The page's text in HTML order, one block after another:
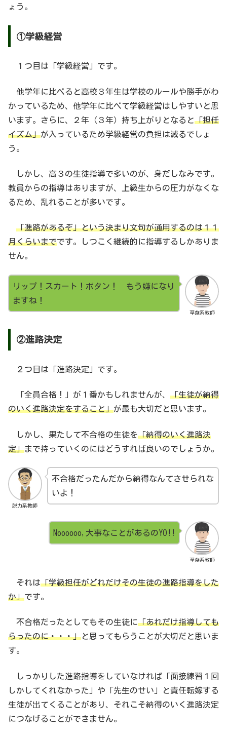
ょう。
①学級経営
１つ目は「学級経営」です。
他学年に比べると高校３年生は学校のルールや勝手がわ
かっているため、他学年に比べて学級経営はしやすいと思
います。さらに、２年（３年）持ち上がりとなると「担任
イズム」が入っているため学級経営の負担は減るでしょ
う。
しかし、高３の生徒指導で多いのが、身だしなみです。
教員からの指導はありますが、上級生からの圧力がなくな
るため、乱れることが多いです。
「進路があるぞ」という決まり文句が通用するのは１１
月くらいまでです。しつこく継続的に指導するしかありま
せん。
草食系教師
リップ！スカート！ボタン！ もう嫌になり
ますね！
②進路決定
２つ目は「進路決定」です。
「全員合格！」が１番かもしれませんが、 「生徒が納得
のいく進路決定をすること」が最も大切だと思います。
しかし、果たして不合格の生徒を「納得のいく進路決
定」まで持っていくのにはどうすれば良いのでしょうか。
脱力系教師
不合格だったんだから納得なんてさせられな
いよ！
草食系教師
Noooooo,大事なことがあるのYO!!
それは「学級担任がどれだけその生徒の進路指導をした
か」です。
不合格だったとしてもその生徒に「あれだけ指導しても
らったのに・・・」と思ってもらうことが大切だと思いま
す。
しっかりした進路指導をしていなければ「面接練習１回
しかしてくれなかった」や「先生のせい」と責任転嫁する
生徒が出てくることがあり、それこそ納得のいく進路決定
につなげることができません。